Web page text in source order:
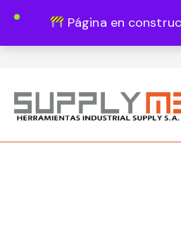
Página en